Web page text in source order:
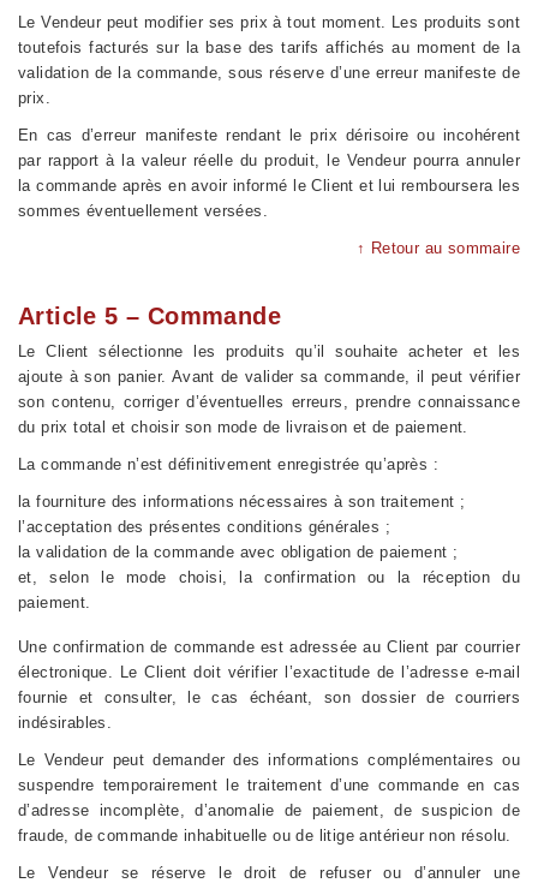
Le Vendeur peut modifier ses prix à tout moment. Les produits sont
toutefois facturés sur la base des tarifs affichés au moment de la
validation de la commande, sous réserve d’une erreur manifeste de
prix.
En cas d’erreur manifeste rendant le prix dérisoire ou incohérent
par rapport à la valeur réelle du produit, le Vendeur pourra annuler
la commande après en avoir informé le Client et lui remboursera les
sommes éventuellement versées.
↑ Retour au sommaire
Article 5 – Commande
Le Client sélectionne les produits qu’il souhaite acheter et les
ajoute à son panier. Avant de valider sa commande, il peut vérifier
son contenu, corriger d’éventuelles erreurs, prendre connaissance
du prix total et choisir son mode de livraison et de paiement.
La commande n’est définitivement enregistrée qu’après :
la fourniture des informations nécessaires à son traitement ;
l’acceptation des présentes conditions générales ;
la validation de la commande avec obligation de paiement ;
et, selon le mode choisi, la confirmation ou la réception du
paiement.
Une confirmation de commande est adressée au Client par courrier
électronique. Le Client doit vérifier l’exactitude de l’adresse e-mail
fournie et consulter, le cas échéant, son dossier de courriers
indésirables.
Le Vendeur peut demander des informations complémentaires ou
suspendre temporairement le traitement d’une commande en cas
d’adresse incomplète, d’anomalie de paiement, de suspicion de
fraude, de commande inhabituelle ou de litige antérieur non résolu.
Le Vendeur se réserve le droit de refuser ou d’annuler une